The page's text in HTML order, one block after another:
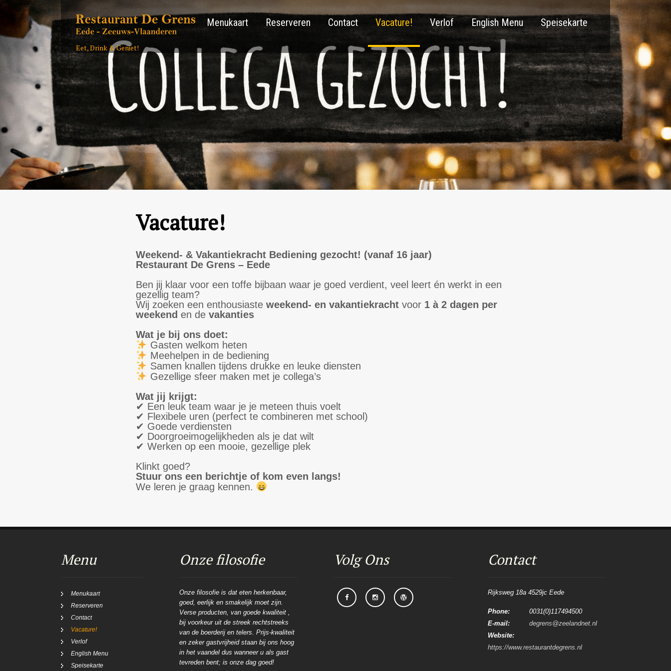
Eet, Drink & Geniet!
Menukaart Reserveren Contact Vacature! Verlof English Menu Speisekarte
Vacature!
Weekend- & Vakantiekracht Bediening gezocht! (vanaf 16 jaar)
Restaurant De Grens – Eede
Ben jij klaar voor een toffe bijbaan waar je goed verdient, veel leert én werkt in een
gezellig team?
Wij zoeken een enthousiaste weekend- en vakantiekracht voor 1 à 2 dagen per
weekend en de vakanties
Wat je bij ons doet:
Gasten welkom heten
Meehelpen in de bediening
Samen knallen tijdens drukke en leuke diensten
Gezellige sfeer maken met je collega’s
Wat jij krijgt:
✔ Een leuk team waar je je meteen thuis voelt
✔ Flexibele uren (perfect te combineren met school)
✔ Goede verdiensten
✔ Doorgroeimogelijkheden als je dat wilt
✔ Werken op een mooie, gezellige plek
Klinkt goed?
Stuur ons een berichtje of kom even langs!
We leren je graag kennen.
Menu
Menukaart
Reserveren
Contact
Vacature!
Verlof
English Menu
Speisekarte
Onze filosofie
Onze filosofie is dat eten herkenbaar,
goed, eerlijk en smakelijk moet zijn.
Verse producten, van goede kwaliteit ,
bij voorkeur uit de streek rechtstreeks
van de boerderij en telers. Prijs-kwaliteit
en zeker gastvrijheid staan bij ons hoog
in het vaandel dus wanneer u als gast
tevreden bent; is onze dag goed!
Volg Ons Contact
Rijksweg 18a 4529jc Eede
Phone:
0031(0)117494500
E-mail:
degrens@zeelandnet.nl
Website:
https://www.restaurantdegrens.nl